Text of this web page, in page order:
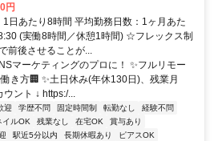
円
日あたり8時間 平均勤務日数：1ヶ月あた
(実働8時間／休憩1時間) ☆フレックス制
前後させることが...
マーケティングのプロに！ ✨フルリモー
き方🏢 ✨土日休み(年休130日)、残業月
ント ↓ https:/...
迎 学歴不問 固定時間制 転勤なし
経験不問
イルOK 残業なし 在宅OK
賞与あり
駅近5分以内 長期休暇あり
ピアスOK